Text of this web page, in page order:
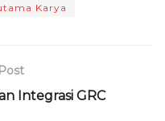
ai n
Karya
Integrasi GRC